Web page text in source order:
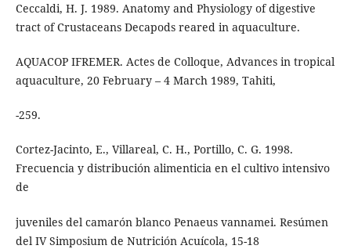
Ceccaldi, H. J. 1989. Anatomy and Physiology of digestive
tract of Crustaceans Decapods reared in aquaculture.
AQUACOP IFREMER. Actes de Colloque, Advances in tropical
aquaculture, 20 February – 4 March 1989, Tahiti,
-259.
Cortez-Jacinto, E., Villareal, C. H., Portillo, C. G. 1998.
Frecuencia y distribución alimenticia en el cultivo intensivo
de
juveniles del camarón blanco Penaeus vannamei. Resúmen
del IV Simposium de Nutrición Acuícola, 15-18